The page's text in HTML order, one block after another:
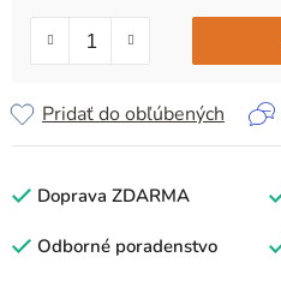
Pridať do obľúbených
Doprava ZDARMA
Odborné poradenstvo